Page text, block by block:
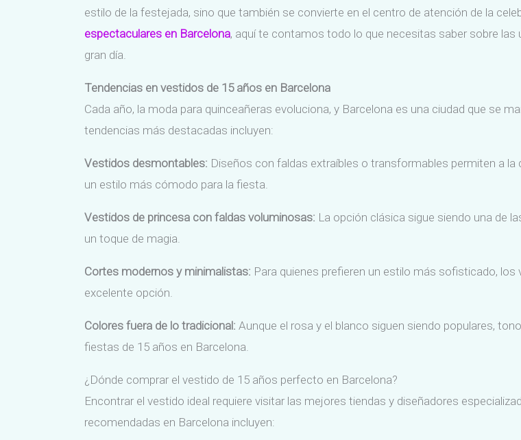
estilo de la festejada, sino que también se convierte en el centro de atención de la
espectaculares en Barcelona, aquí te contamos todo lo que necesitas saber sobre
gran día.
Tendencias en vestidos de 15 años en Barcelona
Cada año, la moda para quinceañeras evoluciona, y Barcelona es una ciudad que se
tendencias más destacadas incluyen:
Vestidos desmontables: Diseños con faldas extraíbles o transformables permiten a la
un estilo más cómodo para la fiesta.
Vestidos de princesa con faldas voluminosas: La opción clásica sigue siendo una de
un toque de magia.
Cortes modernos y minimalistas: Para quienes prefieren un estilo más sofisticado,
excelente opción.
Colores fuera de lo tradicional: Aunque el rosa y el blanco siguen siendo populares,
fiestas de 15 años en Barcelona.
¿Dónde comprar el vestido de 15 años perfecto en Barcelona?
Encontrar el vestido ideal requiere visitar las mejores tiendas y diseñadores
recomendadas en Barcelona incluyen: